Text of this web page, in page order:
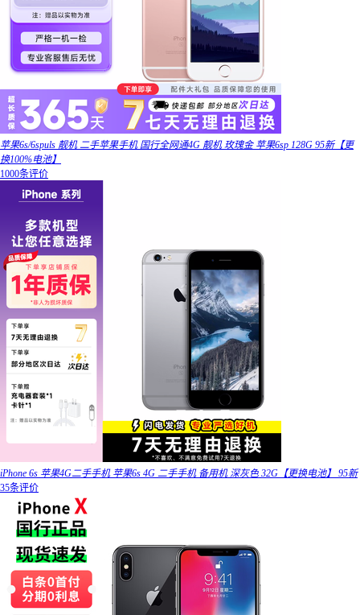
苹果6s/6spuls 靓机 二手苹果手机 国行全网通4G 靓机 玫瑰金 苹果6sp 128G 95新【更
换100%电池】
1000条评价
iPhone 6s 苹果4G二手手机 苹果6s 4G 二手手机 备用机 深灰色 32G【更换电池】 95新
35条评价